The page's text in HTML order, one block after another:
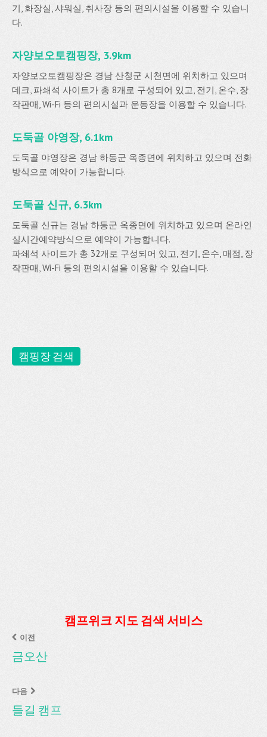
기, 화장실, 샤워실, 취사장 등의 편의시설을 이용할 수 있습니
다.
자양보오토캠핑장, 3.9km
자양보오토캠핑장은 경남 산청군 시천면에 위치하고 있으며
데크, 파쇄석 사이트가 총 8개로 구성되어 있고, 전기, 온수, 장
작판매, Wi-Fi 등의 편의시설과 운동장을 이용할 수 있습니다.
도둑골 야영장, 6.1km
도둑골 야영장은 경남 하동군 옥종면에 위치하고 있으며 전화
방식으로 예약이 가능합니다.
도둑골 신규, 6.3km
도둑골 신규는 경남 하동군 옥종면에 위치하고 있으며 온라인
실시간예약방식으로 예약이 가능합니다.
파쇄석 사이트가 총 32개로 구성되어 있고, 전기, 온수, 매점, 장
작판매, Wi-Fi 등의 편의시설을 이용할 수 있습니다.
캠핑장 검색
캠프위크 지도 검색 서비스
이전
금오산
다음
들길 캠프